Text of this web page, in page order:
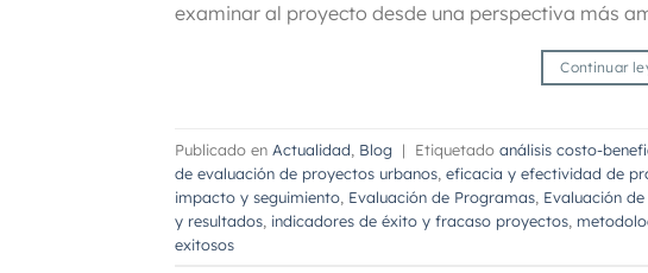
examinar al proyecto desde una perspectiva más
Continuar
Publicado en Actualidad Blog | Etiquetado análisis costo-
de evaluación de proyectos urbanos eficacia y efectividad de
impacto y seguimiento Evaluación de Programas Evaluación
y resultados indicadores de éxito y fracaso proyectos
exitosos